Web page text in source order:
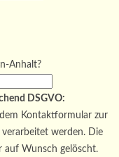
Anhalt?
DSGVO:
Kontaktformular zur
werden. Die
auf Wunsch gelöscht.